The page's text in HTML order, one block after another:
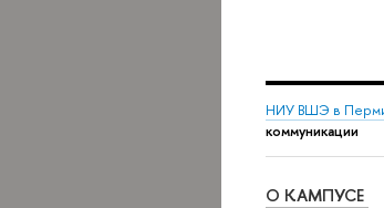
НИУ ВШЭ в
коммуникации
О КАМПУСЕ